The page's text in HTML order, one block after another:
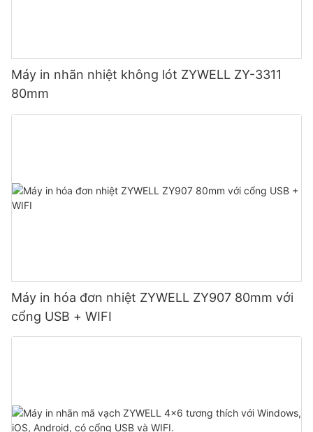
Máy in nhãn nhiệt không lót ZYWELL ZY-3311
80mm
Máy in hóa đơn nhiệt ZYWELL ZY907 80mm với
cổng USB + WIFI